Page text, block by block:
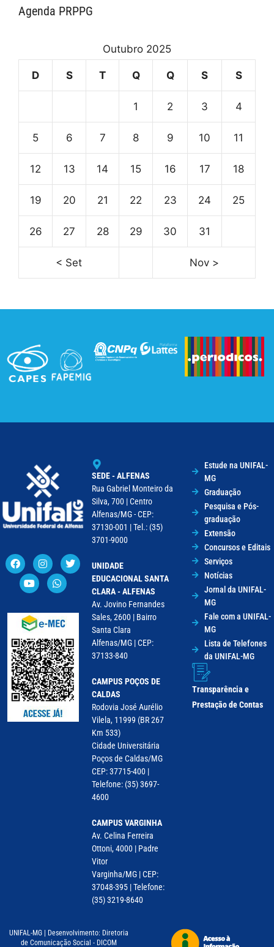
Agenda PRPPG
Outubro 2025
D S T Q Q S S
1 2 3 4
5 6 7 8 9 10 11
12 13 14 15 16 17 18
19 20 21 22 23 24 25
26 27 28 29 30 31
< Set Nov >
SEDE - ALFENAS
Rua Gabriel Monteiro da
Silva, 700 | Centro
Alfenas/MG - CEP:
37130-001 | Tel.: (35)
3701-9000
UNIDADE
EDUCACIONAL SANTA
CLARA - ALFENAS
Av. Jovino Fernandes
Sales, 2600 | Bairro
Santa Clara
Alfenas/MG | CEP:
37133-840
CAMPUS POÇOS DE
CALDAS
Rodovia José Aurélio
Vilela, 11999 (BR 267
Km 533)
Cidade Universitária
Poços de Caldas/MG
CEP: 37715-400 |
Telefone: (35) 3697-
4600
CAMPUS VARGINHA
Av. Celina Ferreira
Ottoni, 4000 | Padre
Vitor
Varginha/MG | CEP:
37048-395 | Telefone:
(35) 3219-8640
Estude na UNIFAL-
MG
Graduação
Pesquisa e Pós-
graduação
Extensão
Concursos e Editais
Serviços
Notícias
Jornal da UNIFAL-
MG
Fale com a UNIFAL-
MG
Lista de Telefones
da UNIFAL-MG
Transparência e
Prestação de Contas
UNIFAL-MG | Desenvolvimento: Diretoria
de Comunicação Social - DICOM